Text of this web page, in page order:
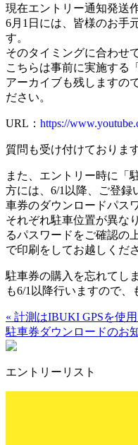
現在エントリー通知発送
6月1日には、皆様のお手
す。
そのタイミングに合わせ
こちらは事前に実施する
アーカイブも残しますの
ださい。
URL： https://
質問も受け付けておりま
また、エントリー時に「
方には、6/1以降、ご登録
車券のダウンロードパス
それぞれ駐車位置が異な
るパスワードをご確認の
で印刷をしてお越しくだ
駐車券の購入を忘れてし
も6/1以降行いますので、
« 計測はIBUKI GPSを使
駐車券ダウンロードのお
エントリーリスト